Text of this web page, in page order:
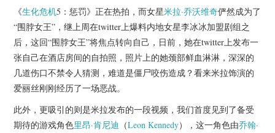
脱口秀
杂七杂八
美剧英剧
电影档期
《生化危机5：惩罚》正在热拍，而女星米拉·乔沃维奇俨然成为了
“围脖女王”，继上周在twitter上爆料内地女星李冰冰加盟剧组之
后，这回“围脖女王”将焦点转向自己，日前，她在twitter上发布一
张自己在酒店房间的自拍照，照片上的她颈部鲜血淋淋，深深的
几道伤口不禁令人猜测，难道是僵尸咬伤造成？看来米拉饰演的
爱丽丝刚刚经历了一场恶战。
此外，更吸引的则是米拉发布的一段视频，我们首度见到了备受
期待的游戏角色里昂·肯尼迪 （Leon Kennedy），这一角色由乔翰·